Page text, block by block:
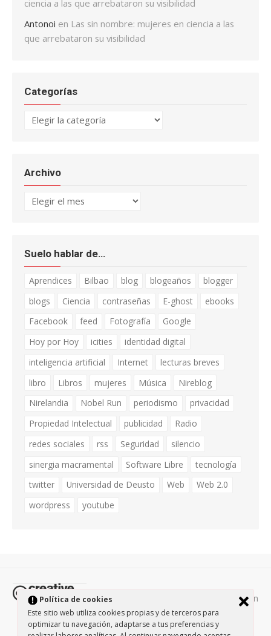
Política de cookies
Este sitio web utiliza cookies propias y de terceros para
optimizar tu navegación, adaptarse a tus preferencias y
ciencia a las que arrebataron su visibilidad
Antonoi en Las sin nombre: mujeres en ciencia a las
que arrebataron su visibilidad
Categorías
Categorías
Archivo
Archivo
Suelo hablar de…
Aprendices Bilbao blog blogeaños
blogger
blogs
Ciencia contraseñas E-ghost
ebooks
Facebook
feed Fotografía
Google
Hoy por Hoy
icities
identidad digital
inteligencia artificial
Internet
lecturas breves
libro
Libros mujeres Música
Nireblog
Nirelandia
Nobel Run periodismo
privacidad
Propiedad Intelectual
publicidad
Radio
redes sociales
rss Seguridad
silencio
sinergia macramental
Software Libre
tecnología
twitter
Universidad de Deusto Web
Web 2.0
wordpress
youtube
Todos los contenidos de esta página están
protegidos por la licencia Creative Commons Attribution-
NonCommercial-ShareAlike 3.0. / Política de privacidad